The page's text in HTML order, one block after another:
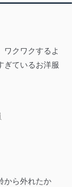
するため
対策を実
及び当該
機能（ユ
ワクワクするよ
ぎているお洋服
から外れたか